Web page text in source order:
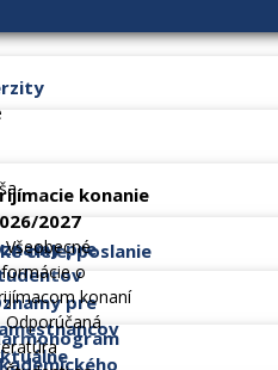
ciele, poslanie
konanie
2027
Všeobecné
o
konaní
Odporúčaná
pre
pre